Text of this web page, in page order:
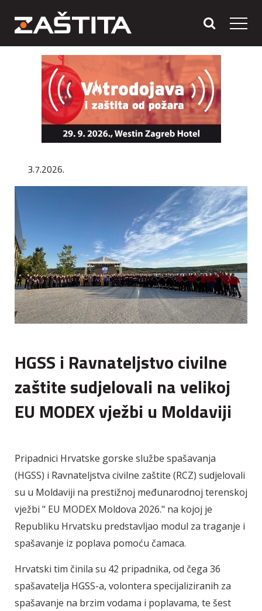
3.7.2026.
HGSS i Ravnateljstvo civilne
zaštite sudjelovali na velikoj
EU MODEX vježbi u Moldaviji
Pripadnici Hrvatske gorske službe spašavanja
(HGSS) i Ravnateljstva civilne zaštite (RCZ) sudjelovali
su u Moldaviji na prestižnoj međunarodnoj terenskoj
vježbi " EU MODEX Moldova 2026." na kojoj je
Republiku Hrvatsku predstavljao modul za traganje i
spašavanje iz poplava pomoću čamaca.
Hrvatski tim činila su 42 pripadnika, od čega 36
spašavatelja HGSS-a, volontera specijaliziranih za
spašavanje na brzim vodama i poplavama, te šest